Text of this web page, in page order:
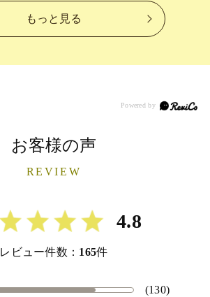
もっと見る
お客様の声
REVIEW
4.8
レビュー件数： 165件
(130)